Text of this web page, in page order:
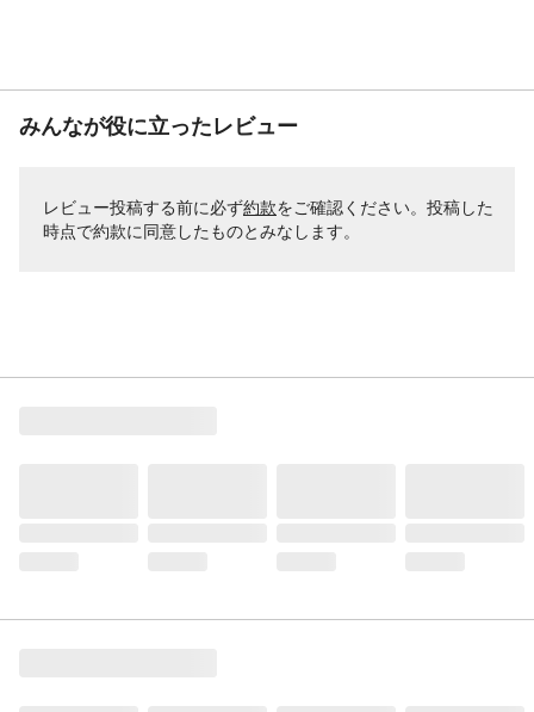
みんなが役に立ったレビュー
レビュー投稿する前に必ず約款をご確認ください。投稿した
時点で約款に同意したものとみなします。